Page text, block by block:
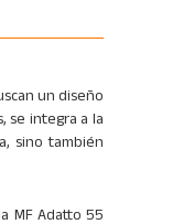
un diseño
se integra a la
sino también
MF Adatto 55